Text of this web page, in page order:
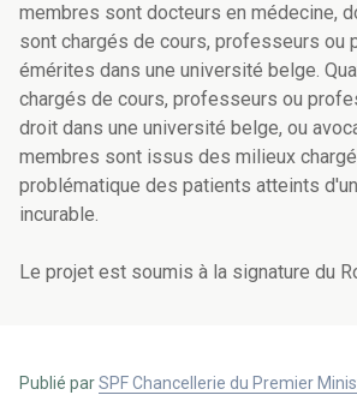
membres sont docteurs en médecine,
sont chargés de cours, professeurs ou
émérites dans une université belge.
chargés de cours, professeurs ou
droit dans une université belge, ou
membres sont issus des milieux
problématique des patients atteints
incurable.
Le projet est soumis à la signature du
Publié parSPF Chancellerie du Premier